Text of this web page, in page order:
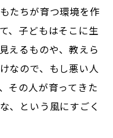
たちが育つ環境を作
、子どもはそこに生
えるものや、教えら
なので、もし悪い人
その人が育ってきた
、という風にすごく